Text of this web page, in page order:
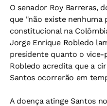
O senador Roy Barreras,
que "não existe nenhuma
constitucional na
Jorge Enrique Robledo
presidente quanto o vice-
Robledo acredita que a
Santos ocorrerão em
A doença atinge Santos